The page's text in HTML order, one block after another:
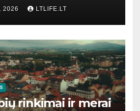
2026 LTLIFE.LT
rinkimai ir merai